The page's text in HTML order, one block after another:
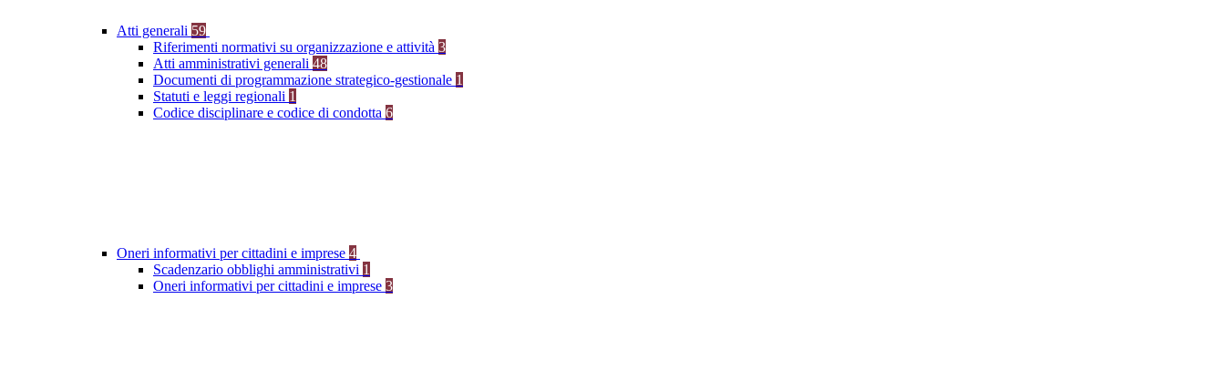
Atti generali 59
Riferimenti normativi su organizzazione e attività 3
Atti amministrativi generali 48
Documenti di programmazione strategico-gestionale 1
Statuti e leggi regionali 1
Codice disciplinare e codice di condotta 6
Oneri informativi per cittadini e imprese 4
Scadenzario obblighi amministrativi 1
Oneri informativi per cittadini e imprese 3